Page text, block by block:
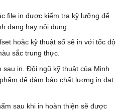
file in được kiểm tra kỹ lưỡng để
dạng hay nội dung.
hoặc kỹ thuật số sẽ in với tốc độ
sắc trung thực.
sau in. Đội ngũ kỹ thuật của Minh
để đảm bảo chất lượng in đạt
sau khi in hoàn thiện sẽ được